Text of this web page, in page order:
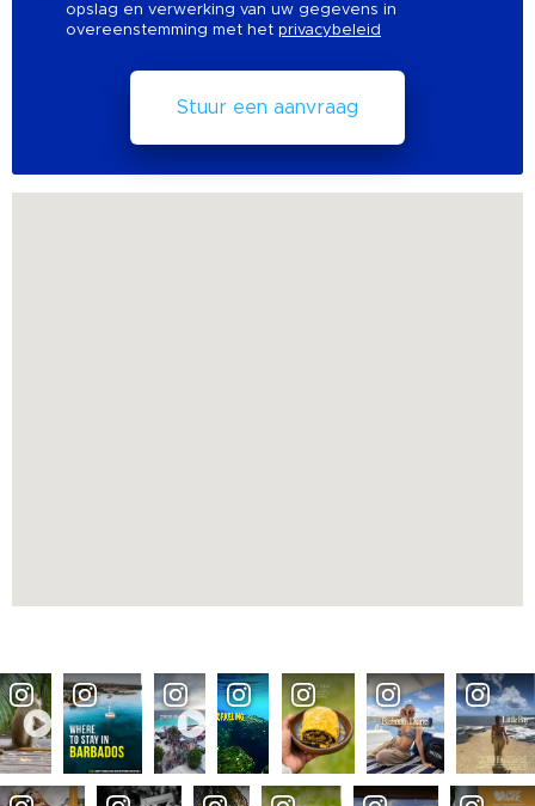
opslag en verwerking van uw gegevens in
overeenstemming met het privacybeleid